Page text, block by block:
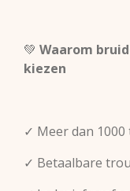
💚 Waarom
kiezen
✓ Meer dan
✓ Betaalbare